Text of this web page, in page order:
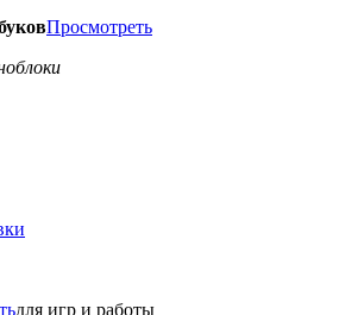
Просмотреть
для игр и работы